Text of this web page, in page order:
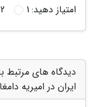
امتیاز دهید:1
2
دیدگاه های مرتبط
ایران در امیریه